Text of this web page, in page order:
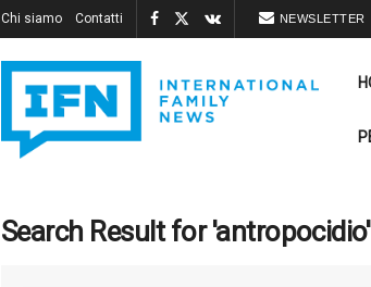
Chi siamo Contatti NEWSLETTER
Search Result for 'antropocidio'